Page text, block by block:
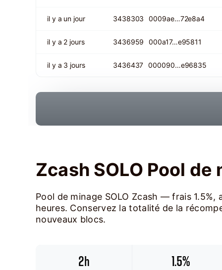
il y a un jour 3438303 0009ae…72e8a4
il y a 2 jours 3436959 000a17…e95811
il y a 3 jours 3436437 000090…e96835
Zcash SOLO Pool de
Pool de minage SOLO Zcash — frais
heures. Conservez la totalité de la
nouveaux blocs.
2h 1.5%